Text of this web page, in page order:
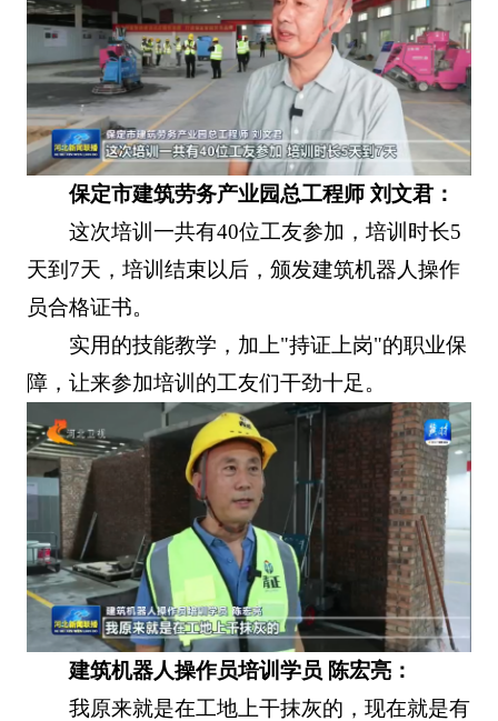
保定市建筑劳务产业园总工程师 刘文君：
这次培训一共有40位工友参加，培训时长5
天到7天，培训结束以后，颁发建筑机器人操作
员合格证书。
实用的技能教学，加上"持证上岗"的职业保
障，让来参加培训的工友们干劲十足。
建筑机器人操作员培训学员 陈宏亮：
我原来就是在工地上干抹灰的，现在就是有